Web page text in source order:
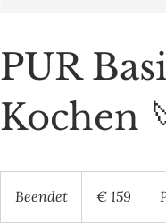
PUR
Kochen
Beendet
e
€ 159